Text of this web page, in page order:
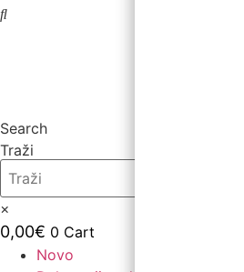
Search
Traži
×
0,00€ 0 Cart
Novo